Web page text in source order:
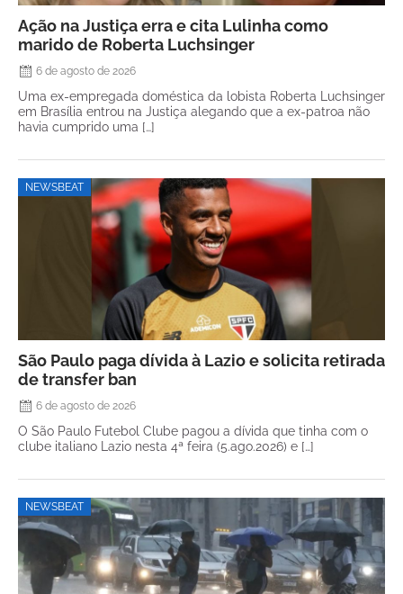
Ação na Justiça erra e cita Lulinha como
marido de Roberta Luchsinger
6 de agosto de 2026
Uma ex-empregada doméstica da lobista Roberta Luchsinger
em Brasília entrou na Justiça alegando que a ex-patroa não
havia cumprido uma […]
NEWSBEAT
São Paulo paga dívida à Lazio e solicita retirada
de transfer ban
6 de agosto de 2026
O São Paulo Futebol Clube pagou a dívida que tinha com o
clube italiano Lazio nesta 4ª feira (5.ago.2026) e […]
NEWSBEAT